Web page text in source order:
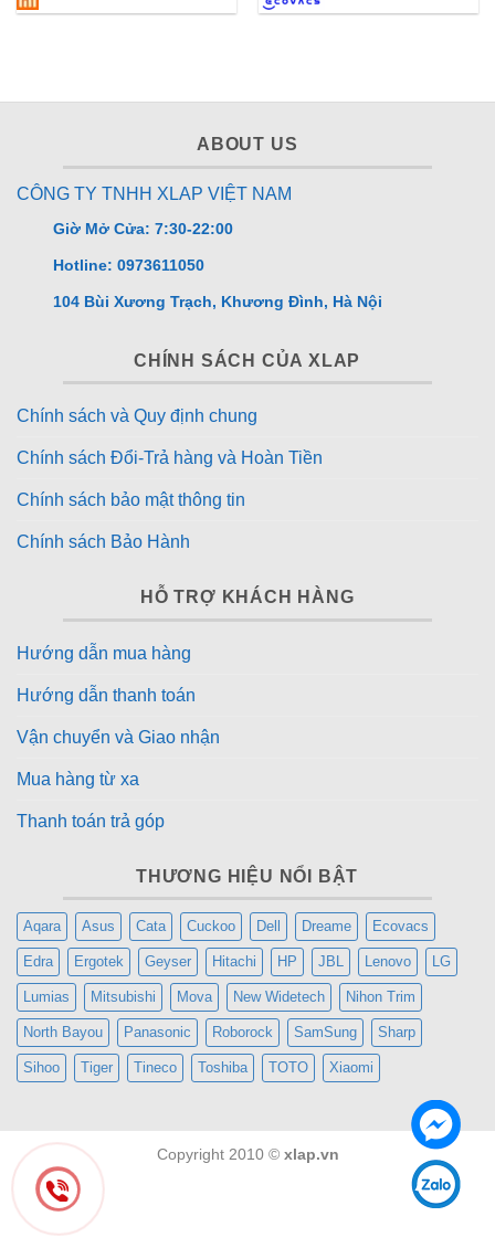
ABOUT US
CÔNG TY TNHH XLAP VIỆT NAM
Giờ Mở Cửa: 7:30-22:00
Hotline: 0973611050
104 Bùi Xương Trạch, Khương Đình, Hà Nội
CHÍNH SÁCH CỦA XLAP
Chính sách và Quy định chung
Chính sách Đổi-Trả hàng và Hoàn Tiền
Chính sách bảo mật thông tin
Chính sách Bảo Hành
HỖ TRỢ KHÁCH HÀNG
Hướng dẫn mua hàng
Hướng dẫn thanh toán
Vận chuyển và Giao nhận
Mua hàng từ xa
Thanh toán trả góp
THƯƠNG HIỆU NỔI BẬT
Aqara Asus Cata Cuckoo Dell Dreame Ecovacs
Edra Ergotek Geyser Hitachi HP JBL Lenovo LG
Lumias Mitsubishi Mova New Widetech Nihon Trim
North Bayou Panasonic Roborock SamSung Sharp
Sihoo Tiger Tineco Toshiba TOTO Xiaomi
Copyright 2010 © xlap.vn